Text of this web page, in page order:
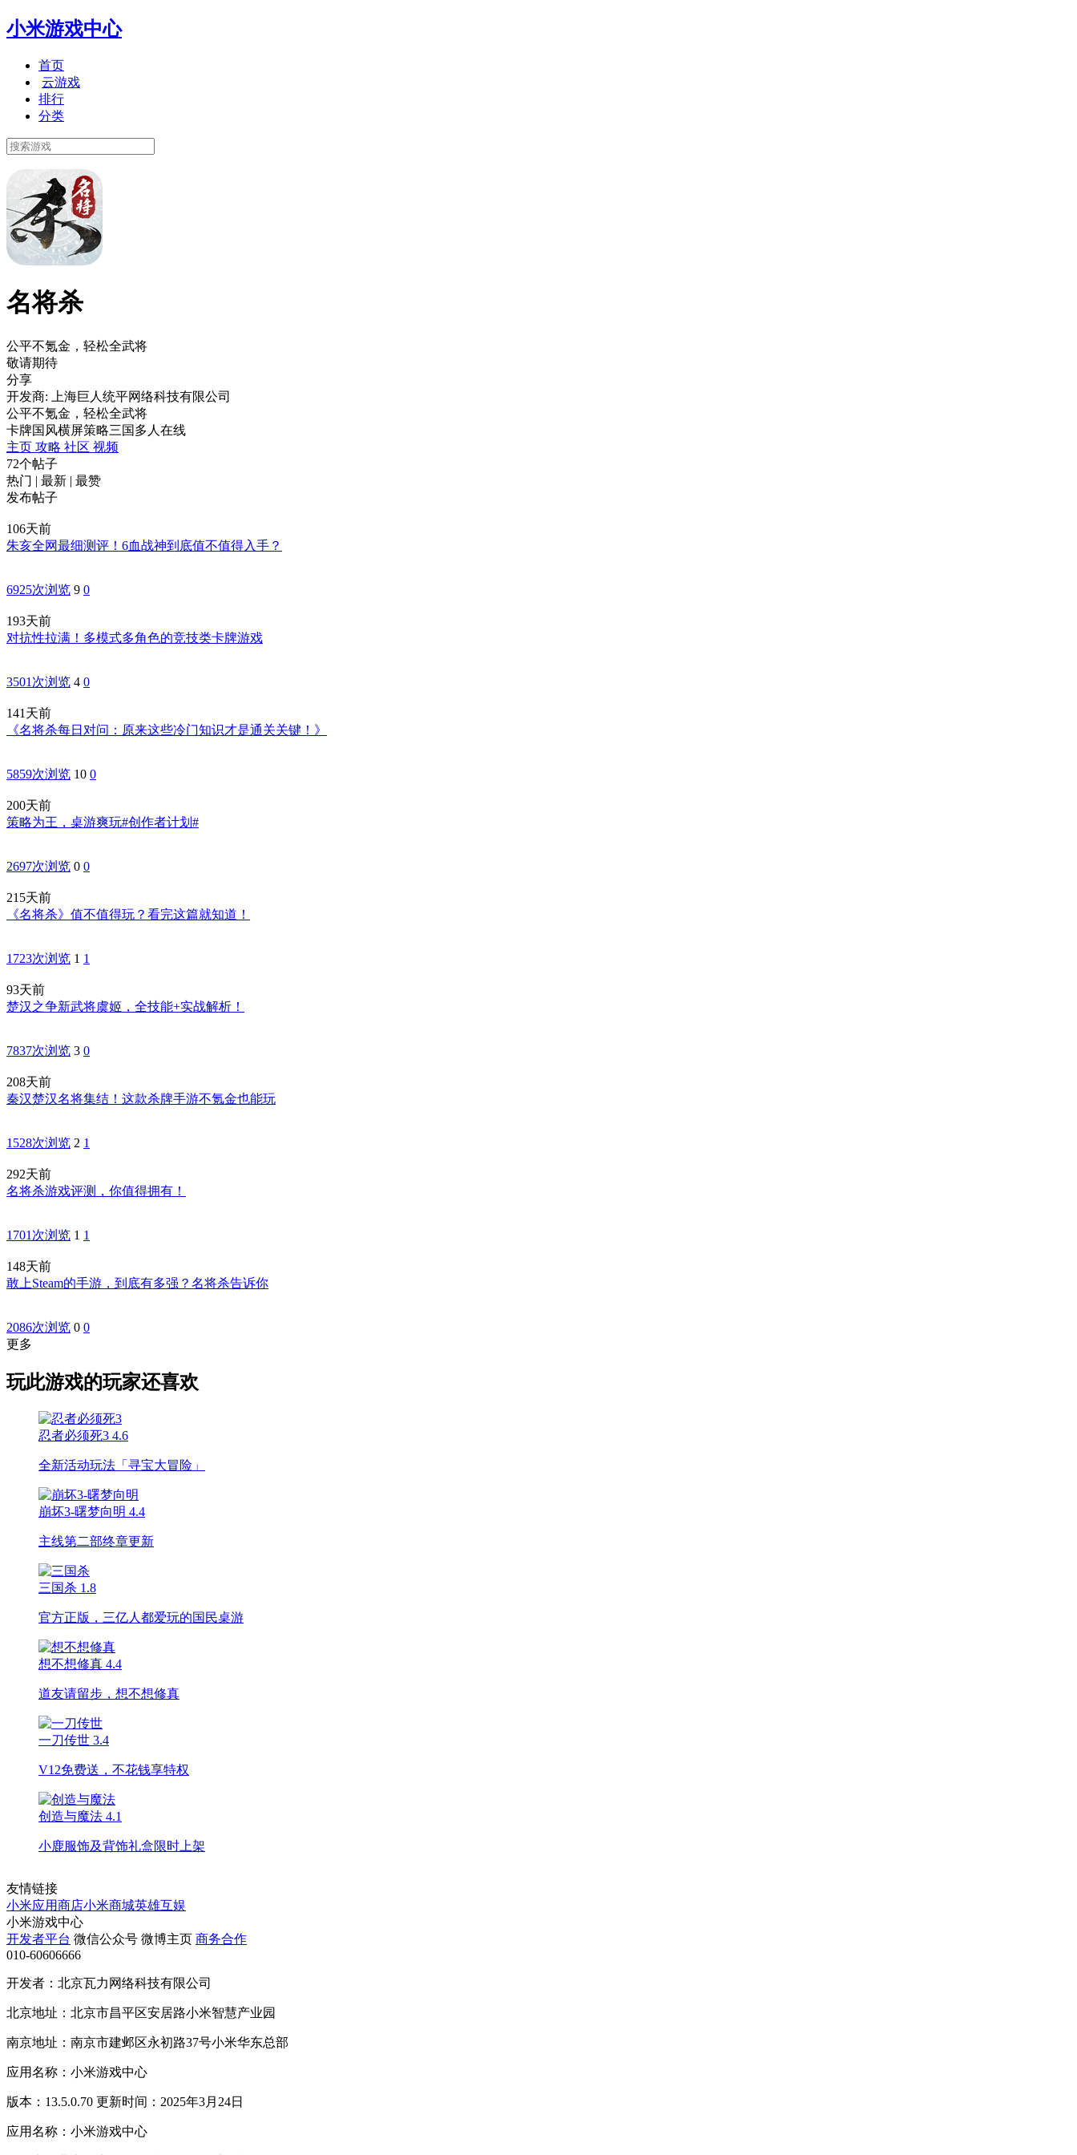
小米游戏中心
首页
云游戏
排行
分类
名将杀
公平不氪金，轻松全武将
敬请期待
分享
开发商: 上海巨人统平网络科技有限公司
公平不氪金，轻松全武将
卡牌国风横屏策略三国多人在线
主页 攻略 社区 视频
72个帖子
热门 | 最新 | 最赞
发布帖子
106天前
朱亥全网最细测评！6血战神到底值不值得入手？
6925次浏览 9 0
193天前
对抗性拉满！多模式多角色的竞技类卡牌游戏
3501次浏览 4 0
141天前
《名将杀每日对问：原来这些冷门知识才是通关关键！》
5859次浏览 10 0
200天前
策略为王，桌游爽玩#创作者计划#
2697次浏览 0 0
215天前
《名将杀》值不值得玩？看完这篇就知道！
1723次浏览 1 1
93天前
楚汉之争新武将虞姬，全技能+实战解析！
7837次浏览 3 0
208天前
秦汉楚汉名将集结！这款杀牌手游不氪金也能玩
1528次浏览 2 1
292天前
名将杀游戏评测，你值得拥有！
1701次浏览 1 1
148天前
敢上Steam的手游，到底有多强？名将杀告诉你
2086次浏览 0 0
更多
玩此游戏的玩家还喜欢
忍者必须死3 4.6
全新活动玩法「寻宝大冒险」
崩坏3-曙梦向明 4.4
主线第二部终章更新
三国杀 1.8
官方正版，三亿人都爱玩的国民桌游
想不想修真 4.4
道友请留步，想不想修真
一刀传世 3.4
V12免费送，不花钱享特权
创造与魔法 4.1
小鹿服饰及背饰礼盒限时上架
友情链接
小米应用商店小米商城英雄互娱
小米游戏中心
开发者平台 微信公众号 微博主页 商务合作
010-60606666
开发者：北京瓦力网络科技有限公司
北京地址：北京市昌平区安居路小米智慧产业园
南京地址：南京市建邺区永初路37号小米华东总部
应用名称：小米游戏中心
版本：13.5.0.70 更新时间：2025年3月24日
应用名称：小米游戏中心